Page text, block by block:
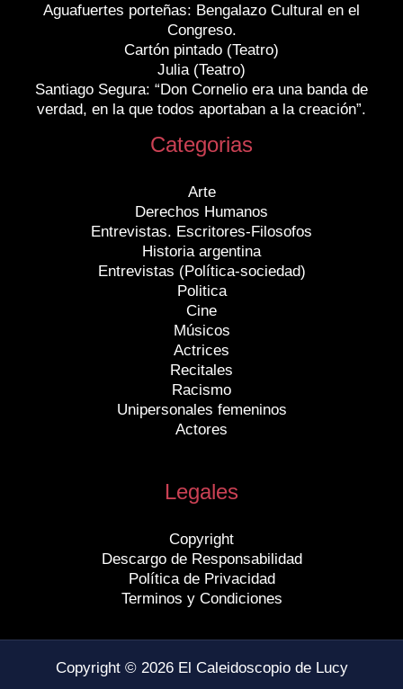
Aguafuertes porteñas: Bengalazo Cultural en el
Congreso.
Cartón pintado (Teatro)
Julia (Teatro)
Santiago Segura: “Don Cornelio era una banda de
verdad, en la que todos aportaban a la creación”.
Categorias
Arte
Derechos Humanos
Entrevistas. Escritores-Filosofos
Historia argentina
Entrevistas (Política-sociedad)
Politica
Cine
Músicos
Actrices
Recitales
Racismo
Unipersonales femeninos
Actores
Legales
Copyright
Descargo de Responsabilidad
Política de Privacidad
Terminos y Condiciones
Copyright © 2026 El Caleidoscopio de Lucy